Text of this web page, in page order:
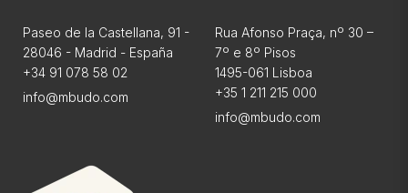
Paseo de la Castellana, 91 -
28046 - Madrid - España
+34 91 078 58 02
info@mbudo.com
Rua Afonso Praça, nº 30 –
7º e 8º Pisos
1495-061 Lisboa
+35 1 211 215 000
info@mbudo.com